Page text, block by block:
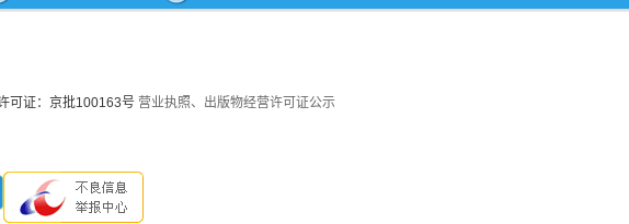
可证：京批100163号 营业执照、出版物经营许可证公示